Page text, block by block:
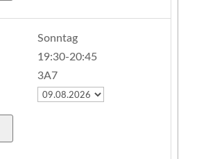
Sonntag
19:30-20:45
3A7